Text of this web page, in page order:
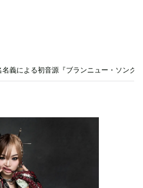
義による初音源『ブランニュー・ソング